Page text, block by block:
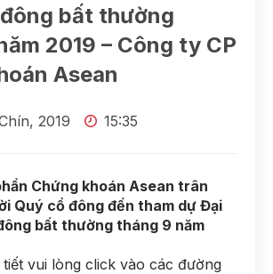
bất thường
2019 – Công ty CP
Asean
2019 15:35
Chứng khoán Asean trân
Quý cổ đông đến tham dự Đại
bất thường tháng 9 năm
vui lòng click vào các đường